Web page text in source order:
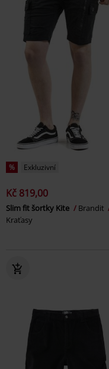
% Exkluzivní
Kč 819,00
Slim fit šortky Kite
Brandit
Kraťasy